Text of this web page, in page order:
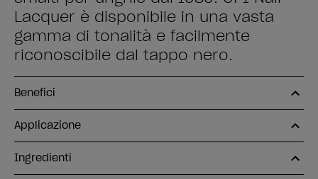
Lacquer è disponibile in una vasta
gamma di tonalità e facilmente
riconoscibile dal tappo nero.
Benefici
Applicazione
Ingredienti